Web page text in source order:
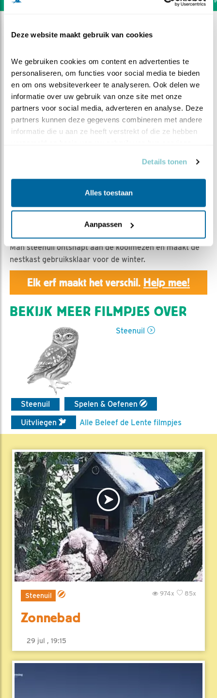
Deze website maakt gebruik van cookies
We gebruiken cookies om content en advertenties te
personaliseren, om functies voor social media te bieden
en om ons websiteverkeer te analyseren. Ook delen we
informatie over uw gebruik van onze site met onze
partners voor social media, adverteren en analyse. Deze
partners kunnen deze gegevens combineren met andere
informatie die u aan ze heeft verstrekt of die ze hebben
Details tonen
Alles toestaan
Aanpassen
Man speelt en graaft
|
243x
Man steenuil ontsnapt aan de koolmezen en maakt de
nestkast gebruiksklaar voor de winter.
Elk erf maakt het verschil. Help mee!
BEKIJK MEER FILMPJES OVER
Steenuil
Steenuil
Spelen & Oefenen
Uitvliegen
Alle Beleef de Lente filmpjes
Steenuil 85x
974x
Zonnebad
29 jul , 19:15